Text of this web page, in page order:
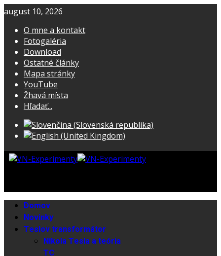
august 10, 2026
O mne a kontakt
Fotogaléria
Download
Ostatné články
Mapa stránky
YouTube
Žhavá místa
Hľadať...
Domov
Novinky
Teslov transformátor
Nikola Tesla a teória
TC